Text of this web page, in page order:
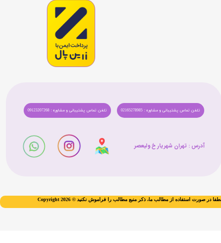
تلفن تماس پشتیبانی و مشاوره : 09123207268 تلفن تماس پشتیبانی و مشاوره : 02165278985
آدرس : تهران شهریار خ ولیعصر​​​​​​​